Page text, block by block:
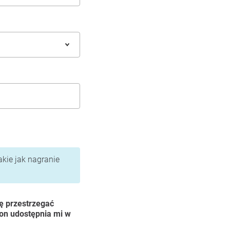
jak nagranie
przestrzegać
udostępnia mi w